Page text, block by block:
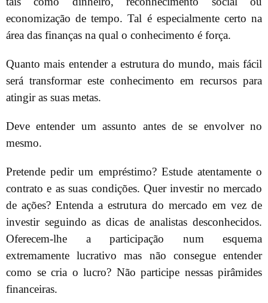
economização de tempo. Tal é especialmente certo na
área das finanças na qual o conhecimento é força.
Quanto mais entender a estrutura do mundo, mais fácil
será transformar este conhecimento em recursos para
atingir as suas metas.
Deve entender um assunto antes de se envolver no
mesmo.
Pretende pedir um empréstimo? Estude atentamente o
contrato e as suas condições. Quer investir no mercado
de ações? Entenda a estrutura do mercado em vez de
investir seguindo as dicas de analistas desconhecidos.
Oferecem-lhe a participação num esquema
extremamente lucrativo mas não consegue entender
como se cria o lucro? Não participe nessas pirâmides
financeiras.